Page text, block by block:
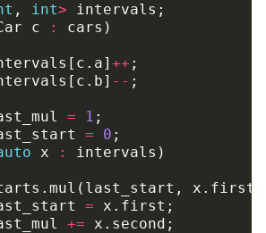
, int> intervals ;
c : cars )
[ c . a] ++ ;
[ c . b] -- ;
= 1 ;
= 0 ;
x : intervals )
. mul ( last_start , x . first
= x . first ;
+= x . second ;